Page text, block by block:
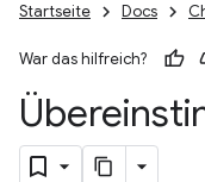
Startseite Docs
War das hilfreich?